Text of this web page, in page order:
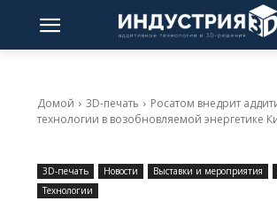
Домой 3D-печать
Росатом внедрит
технологии в возобновляемой энергетике
3D-печать Новости Выставки и мероприятия
Технологии